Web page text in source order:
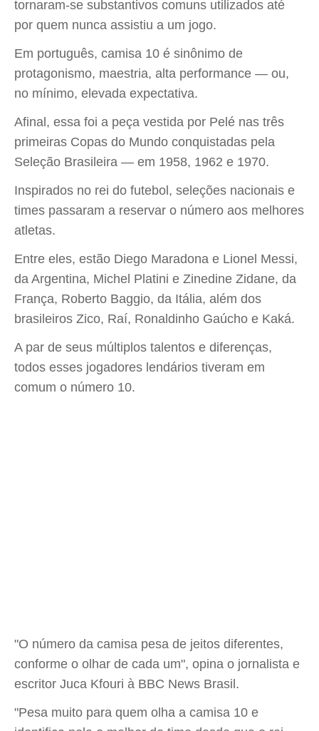
tornaram-se substantivos comuns utilizados até
por quem nunca assistiu a um jogo.
Em português, camisa 10 é sinônimo de
protagonismo, maestria, alta performance — ou,
no mínimo, elevada expectativa.
Afinal, essa foi a peça vestida por Pelé nas três
primeiras Copas do Mundo conquistadas pela
Seleção Brasileira — em 1958, 1962 e 1970.
Inspirados no rei do futebol, seleções nacionais e
times passaram a reservar o número aos melhores
atletas.
Entre eles, estão Diego Maradona e Lionel Messi,
da Argentina, Michel Platini e Zinedine Zidane, da
França, Roberto Baggio, da Itália, além dos
brasileiros Zico, Raí, Ronaldinho Gaúcho e Kaká.
A par de seus múltiplos talentos e diferenças,
todos esses jogadores lendários tiveram em
comum o número 10.
"O número da camisa pesa de jeitos diferentes,
conforme o olhar de cada um", opina o jornalista e
escritor Juca Kfouri à BBC News Brasil.
"Pesa muito para quem olha a camisa 10 e